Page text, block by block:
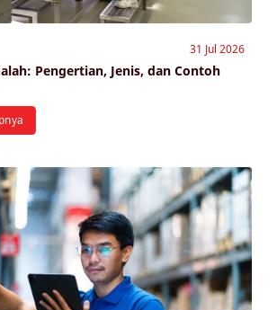
31 Jul 2026
Pengertian, Jenis, dan Contoh